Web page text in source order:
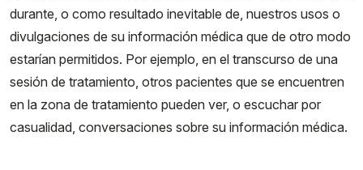
durante, o como resultado inevitable de, nuestros usos o
divulgaciones de su información médica que de otro modo
estarían permitidos. Por ejemplo, en el transcurso de una
sesión de tratamiento, otros pacientes que se encuentren
en la zona de tratamiento pueden ver, o escuchar por
casualidad, conversaciones sobre su información médica.